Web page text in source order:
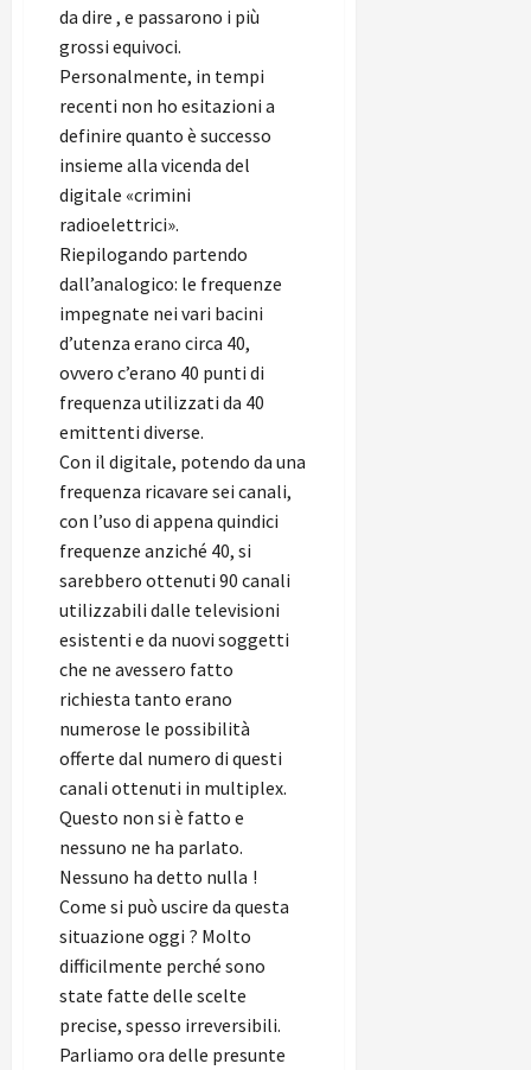
da dire , e passarono i più
grossi equivoci.
Personalmente, in tempi
recenti non ho esitazioni a
definire quanto è successo
insieme alla vicenda del
digitale «crimini
radioelettrici».
Riepilogando partendo
dall’analogico: le frequenze
impegnate nei vari bacini
d’utenza erano circa 40,
ovvero c’erano 40 punti di
frequenza utilizzati da 40
emittenti diverse.
Con il digitale, potendo da una
frequenza ricavare sei canali,
con l’uso di appena quindici
frequenze anziché 40, si
sarebbero ottenuti 90 canali
utilizzabili dalle televisioni
esistenti e da nuovi soggetti
che ne avessero fatto
richiesta tanto erano
numerose le possibilità
offerte dal numero di questi
canali ottenuti in multiplex.
Questo non si è fatto e
nessuno ne ha parlato.
Nessuno ha detto nulla !
Come si può uscire da questa
situazione oggi ? Molto
difficilmente perché sono
state fatte delle scelte
precise, spesso irreversibili.
Parliamo ora delle presunte